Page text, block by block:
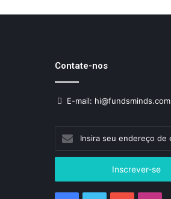
Contate-nos
E-mail: hi@fundsminds.com
Insira
seu
endereço
e-
mail